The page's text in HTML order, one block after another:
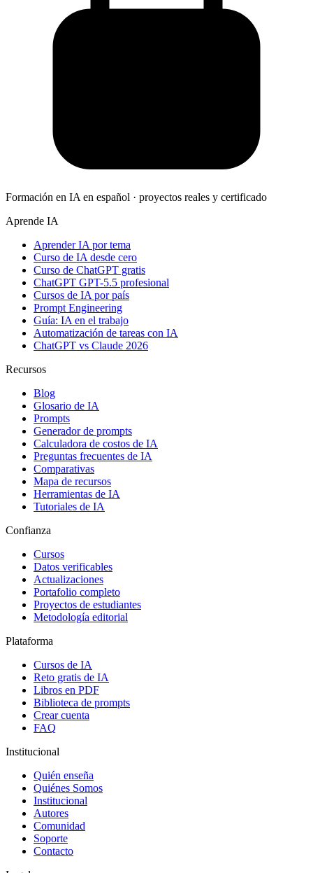
Formación en IA en español · proyectos reales y certificado
Aprende IA
Aprender IA por tema
Curso de IA desde cero
Curso de ChatGPT gratis
ChatGPT GPT-5.5 profesional
Cursos de IA por país
Prompt Engineering
Guía: IA en el trabajo
Automatización de tareas con IA
ChatGPT vs Claude 2026
Recursos
Blog
Glosario de IA
Prompts
Generador de prompts
Calculadora de costos de IA
Preguntas frecuentes de IA
Comparativas
Mapa de recursos
Herramientas de IA
Tutoriales de IA
Confianza
Cursos
Datos verificables
Actualizaciones
Portafolio completo
Proyectos de estudiantes
Metodología editorial
Plataforma
Cursos de IA
Reto gratis de IA
Libros en PDF
Biblioteca de prompts
Crear cuenta
FAQ
Institucional
Quién enseña
Quiénes Somos
Institucional
Autores
Comunidad
Soporte
Contacto